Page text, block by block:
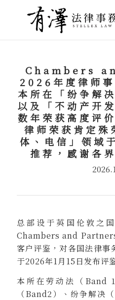
Chambers
2026年度律师事
本所在「纷争解
以及「不动产开
数年荣获高度评
律师荣获肯定殊
体、电信」领域
推荐，感谢各
总部设于英国伦敦之
Chambers and
客户评鉴，对各国法律事
于2026年1月15日发布评
本所在劳动法（Band
（Band2）、纷争解决